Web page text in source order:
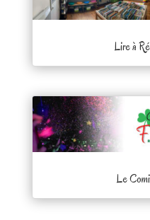
Lire à
Le